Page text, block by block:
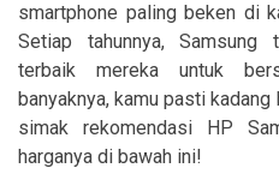
smartphone paling beken di
Setiap tahunnya, Samsung
terbaik mereka untuk
banyaknya, kamu pasti
simak rekomendasi HP
harganya di bawah ini!